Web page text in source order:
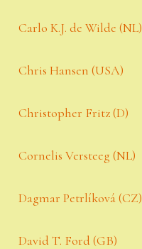
Carlo K.J. de Wilde (NL)
Chris Hansen (USA)
Christopher Fritz (D)
Cornelis Versteeg (NL)
Dagmar Petrlíková (CZ)
David T. Ford (GB)